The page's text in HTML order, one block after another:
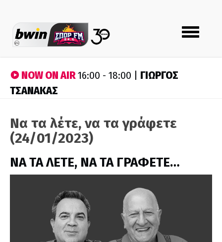
Toggle
navigation
NOW ON AIR16:00 - 18:00 | ΓΙΩΡΓΟΣ
ΤΣΑΝΑΚΑΣ
Να τα λέτε, να τα γράφετε
(24/01/2023)
ΝΑ ΤΑ ΛΕΤΕ, ΝΑ ΤΑ ΓΡΑΦΕΤΕ…